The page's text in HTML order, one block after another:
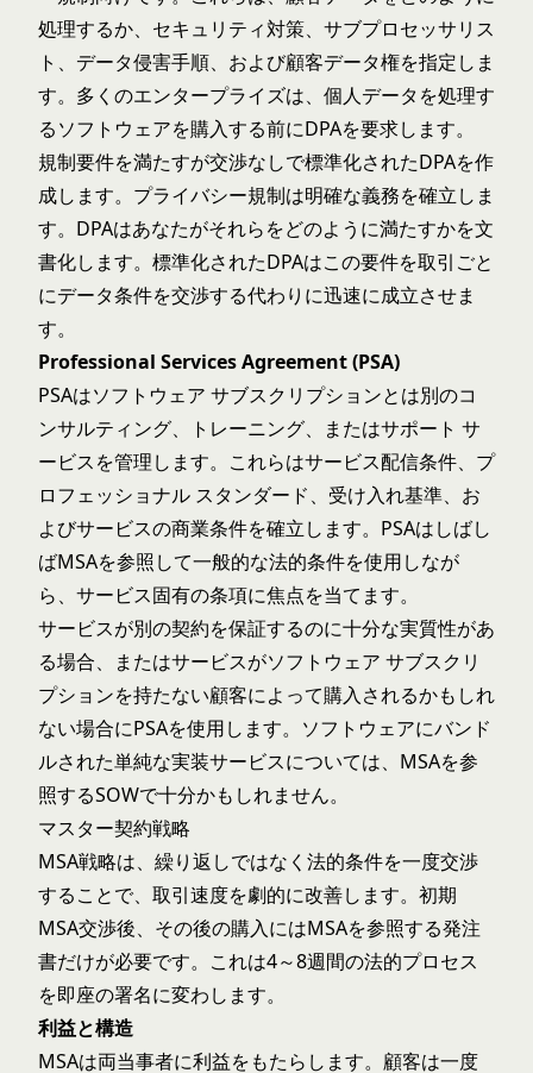
処理するか、セキュリティ対策、サブプロセッサリス
ト、データ侵害手順、および顧客データ権を指定しま
す。多くのエンタープライズは、個人データを処理す
るソフトウェアを購入する前にDPAを要求します。
規制要件を満たすが交渉なしで標準化されたDPAを作
成します。プライバシー規制は明確な義務を確立しま
す。DPAはあなたがそれらをどのように満たすかを文
書化します。標準化されたDPAはこの要件を取引ごと
にデータ条件を交渉する代わりに迅速に成立させま
す。
Professional Services Agreement (PSA)
PSAはソフトウェア サブスクリプションとは別のコ
ンサルティング、トレーニング、またはサポート サ
ービスを管理します。これらはサービス配信条件、プ
ロフェッショナル スタンダード、受け入れ基準、お
よびサービスの商業条件を確立します。PSAはしばし
ばMSAを参照して一般的な法的条件を使用しなが
ら、サービス固有の条項に焦点を当てます。
サービスが別の契約を保証するのに十分な実質性があ
る場合、またはサービスがソフトウェア サブスクリ
プションを持たない顧客によって購入されるかもしれ
ない場合にPSAを使用します。ソフトウェアにバンド
ルされた単純な実装サービスについては、MSAを参
照するSOWで十分かもしれません。
マスター契約戦略
MSA戦略は、繰り返しではなく法的条件を一度交渉
することで、取引速度を劇的に改善します。初期
MSA交渉後、その後の購入にはMSAを参照する発注
書だけが必要です。これは4～8週間の法的プロセス
を即座の署名に変わします。
利益と構造
MSAは両当事者に利益をもたらします。顧客は一度